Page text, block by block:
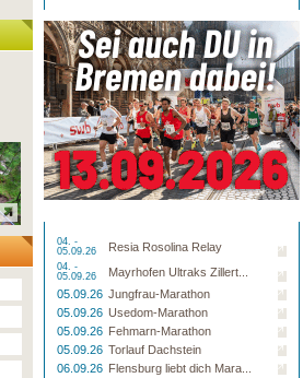
04. -
05.09.26
Resia Rosolina Relay
04. -
05.09.26
Mayrhofen Ultraks Zillert...
05.09.26 Jungfrau-Marathon
05.09.26 Usedom-Marathon
05.09.26 Fehmarn-Marathon
05.09.26 Torlauf Dachstein
06.09.26 Flensburg liebt dich Mara...